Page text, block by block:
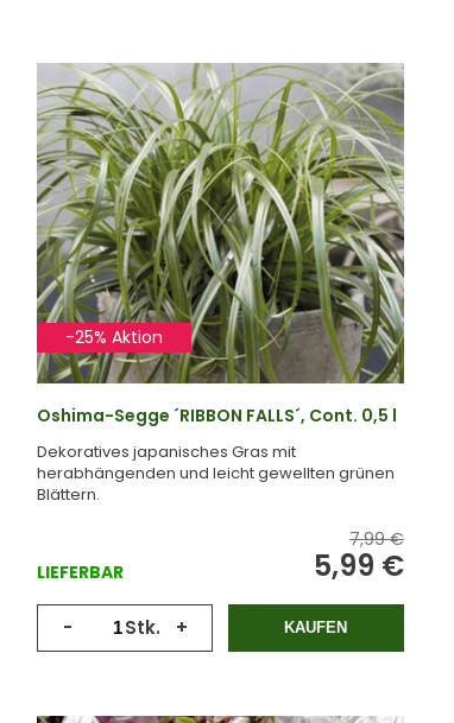
-25% Aktion
Oshima-Segge ´RIBBON FALLS´, Cont. 0,5 l
Dekoratives japanisches Gras mit
herabhängenden und leicht gewellten grünen
Blättern.
LIEFERBAR
7,99 €
5,99 €
- Stk. + KAUFEN